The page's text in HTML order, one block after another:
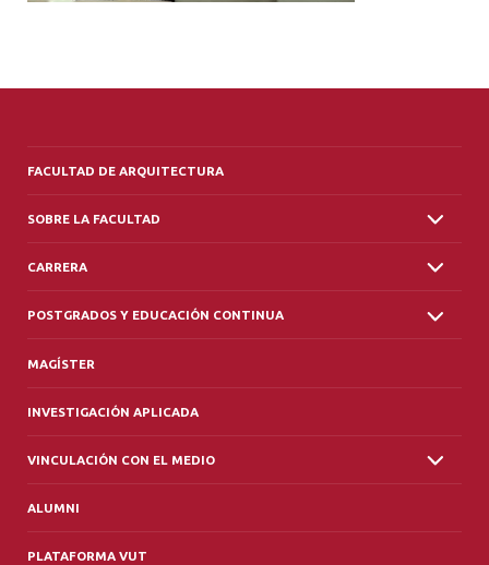
FACULTAD DE ARQUITECTURA
SOBRE LA FACULTAD
CARRERA
POSTGRADOS Y EDUCACIÓN CONTINUA
MAGÍSTER
INVESTIGACIÓN APLICADA
VINCULACIÓN CON EL MEDIO
ALUMNI
PLATAFORMA VUT